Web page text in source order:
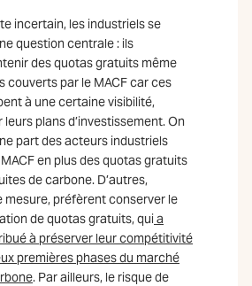
incertain, les industriels se
question centrale : ils
des quotas gratuits même
couverts par le MACF car ces
à une certaine visibilité,
plans d’investissement. On
part des acteurs industriels
en plus des quotas gratuits
de carbone. D’autres,
mesure, préfèrent conserver le
de quotas gratuits, quia
à préserver leur compétitivité
premières phases du marché
. Par ailleurs, le risque de